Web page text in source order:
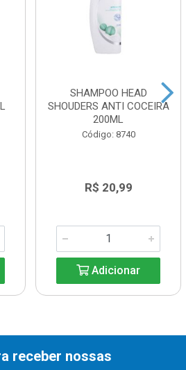
SHAMPOO HEAD
SHOUDERS ANTI COCEIRA
200ML
Código: 8740
R$ 20,99
Adicionar
receber nossas